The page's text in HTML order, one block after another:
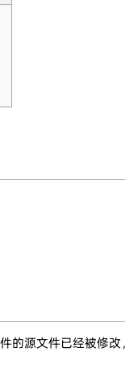
的源文件已经被修